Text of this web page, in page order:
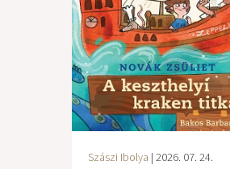
Szászi Ibolya | 2026. 07. 24.